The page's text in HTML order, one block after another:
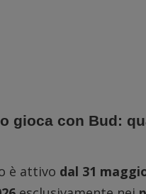
gioca con Bud:
è attivo dal 31